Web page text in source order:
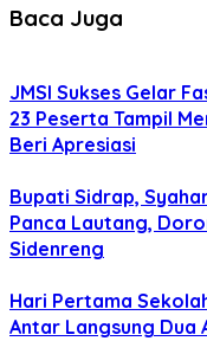
Baca Juga
JMSI Sukses Gelar
23 Peserta Tampil
Beri Apresiasi
Bupati Sidrap,
Panca Lautang,
Sidenreng
Hari Pertama
Antar Langsung Dua